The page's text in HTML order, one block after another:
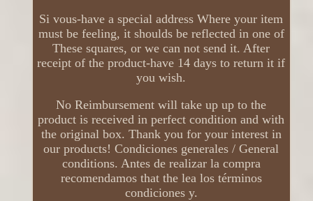
Si vous-have a special address Where your item
must be feeling, it shoulds be reflected in one of
These squares, or we can not send it. After
receipt of the product-have 14 days to return it if
you wish.
No Reimbursement will take up up to the
product is received in perfect condition and with
the original box. Thank you for your interest in
our products! Condiciones generales / General
conditions. Antes de realizar la compra
recomendamos that the lea los términos
condiciones y.